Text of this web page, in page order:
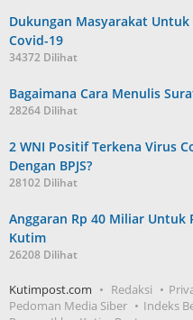
Dukungan Masyarakat
Covid-19
34372 Dilihat
Bagaimana Cara Menulis
28264 Dilihat
2 WNI Positif Terkena Virus
Dengan BPJS?
28102 Dilihat
Anggaran Rp 40 Miliar Untuk
Kutim
26208 Dilihat
Kutimpost.com Redaksi
Pedoman Media Siber
Indeks